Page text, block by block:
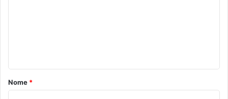
rNome *